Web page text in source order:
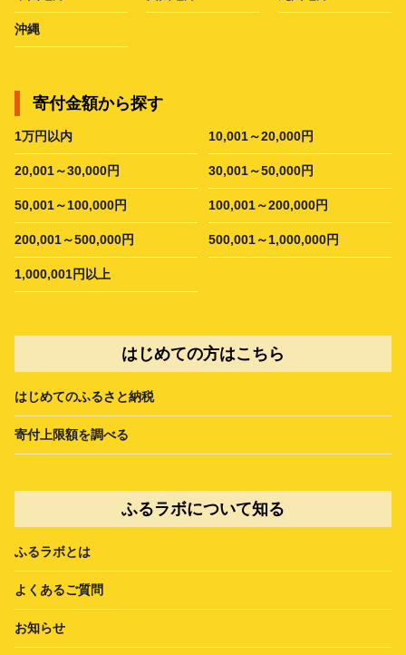
沖縄
寄付金額から探す
1万円以内 10,001～20,000円
20,001～30,000円 30,001～50,000円
50,001～100,000円 100,001～200,000円
200,001～500,000円 500,001～1,000,000円
1,000,001円以上
はじめての方はこちら
はじめてのふるさと納税
寄付上限額を調べる
ふるラボについて知る
ふるラボとは
よくあるご質問
お知らせ